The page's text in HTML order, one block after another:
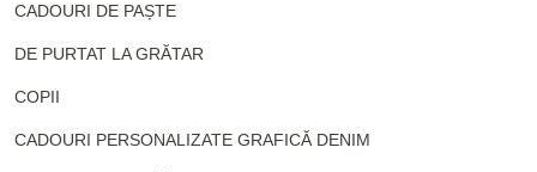
CADOURI DE PAȘTE
DE PURTAT LA GRĂTAR
COPII
CADOURI PERSONALIZATE GRAFICĂ DENIM